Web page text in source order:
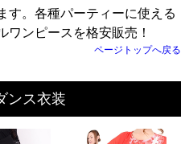
す。各種パーティーに使える
ワンピースを格安販売！
ページトップへ戻る
ンス衣装